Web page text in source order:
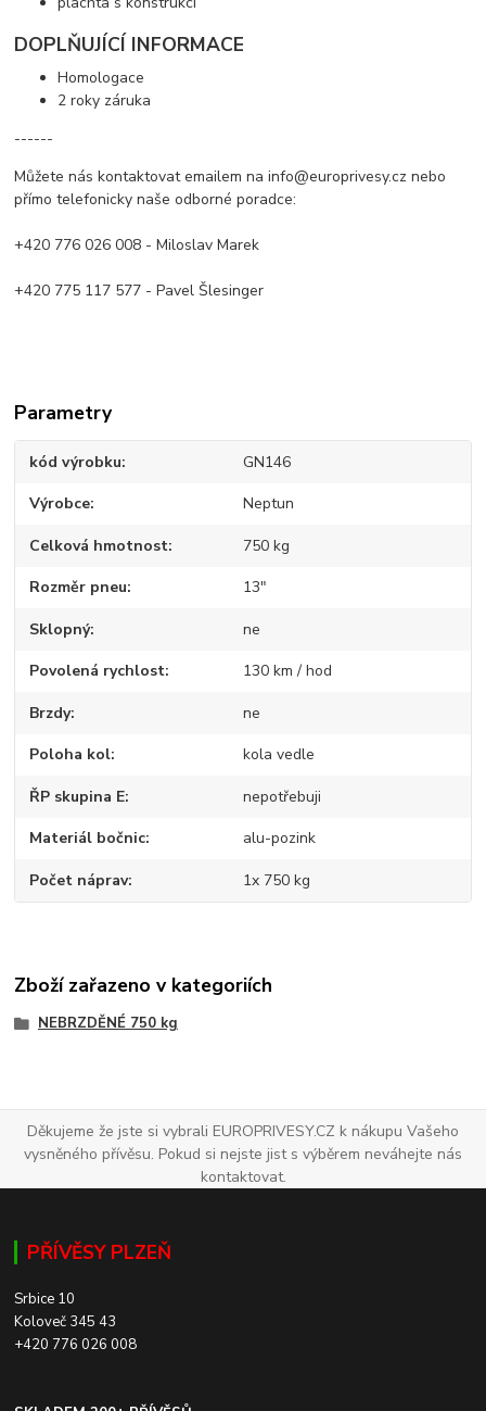
DOPLŇUJÍCÍ INFORMACE
Homologace
2 roky záruka
------
Můžete nás kontaktovat emailem na info@europrivesy.cz nebo
přímo telefonicky naše odborné poradce:
+420 776 026 008 - Miloslav Marek
+420 775 117 577 - Pavel Šlesinger
Parametry
kód výrobku GN146
Výrobce Neptun
Celková hmotnost 750 kg
Rozměr pneu 13"
Sklopný ne
Povolená rychlost 130 km / hod
Brzdy ne
Poloha kol kola vedle
ŘP skupina E nepotřebuji
Materiál bočnic alu-pozink
Počet náprav 1x 750 kg
Zboží zařazeno v kategoriích
NEBRZDĚNÉ 750 kg
Děkujeme že jste si vybrali EUROPRIVESY.CZ k nákupu Vašeho
vysněného přívěsu. Pokud si nejste jist s výběrem neváhejte nás
kontaktovat.
PŘÍVĚSY PLZEŇ
Srbice 10
Koloveč 345 43
+420 776 026 008